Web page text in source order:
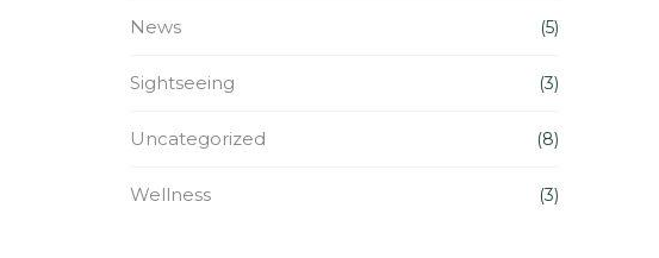
News (5)
Sightseeing (3)
Uncategorized (8)
Wellness (3)